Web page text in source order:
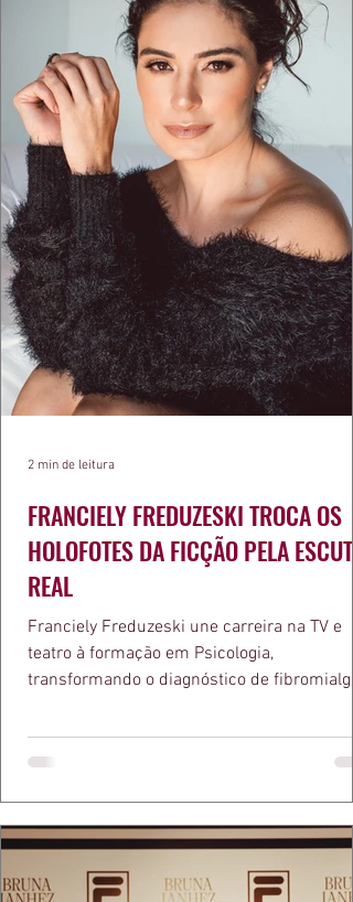
arquitetura paulistana em peças de vestir,
FRANCIELY FREDUZESKI TROCA OS
HOLOFOTES DA FICÇÃO PELA ESCUTA
REAL
Franciely Freduzeski une carreira na TV e
teatro à formação em Psicologia,
transformando o diagnóstico de fibromialgia
medalha Chiquinha Gonzaga.
2 min de leitura